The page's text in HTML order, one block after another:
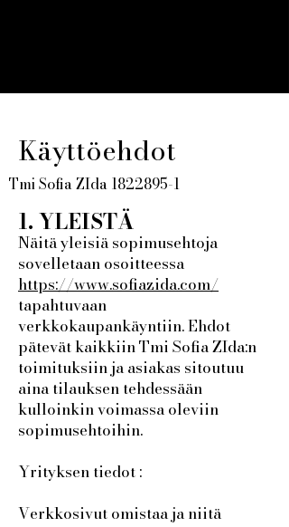
Käyttöehdot
Tmi Sofia ZIda 1822895-1
1. YLEISTÄ
Näitä yleisiä sopimusehtoja
sovelletaan osoitteessa
https://www.sofiazida.com/
tapahtuvaan
verkkokaupankäyntiin. Ehdot
pätevät kaikkiin Tmi Sofia ZIda:n
toimituksiin ja asiakas sitoutuu
aina tilauksen tehdessään
kulloinkin voimassa oleviin
sopimusehtoihin.
Yrityksen tiedot :
Verkkosivut omistaa ja niitä